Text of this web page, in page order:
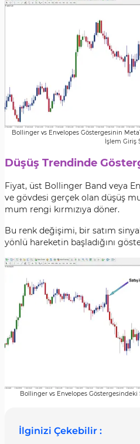
Bollinger vs Envelopes Göstergesinin
İşlem Giriş
Düşüş Trendinde
Fiyat, üst Bollinger Band veya
ve gövdesi gerçek olan düşüş
mum rengi kırmızıya döner.
Bu renk değişimi, bir satım
yönlü hareketin başladığını
Bollinger vs Envelopes
İlginizi Çekebilir :